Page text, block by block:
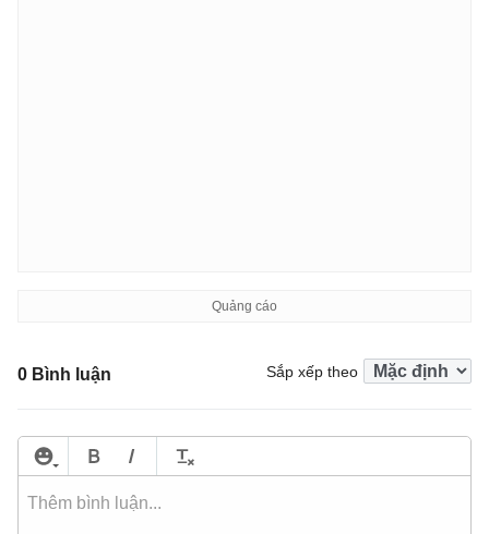
0 Bình luận Sắp xếp theo